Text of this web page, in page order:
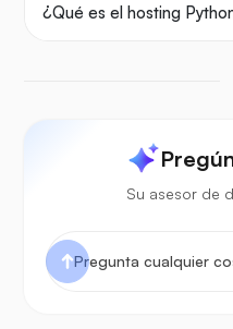
¿Qué es el hosting
Su asesor de